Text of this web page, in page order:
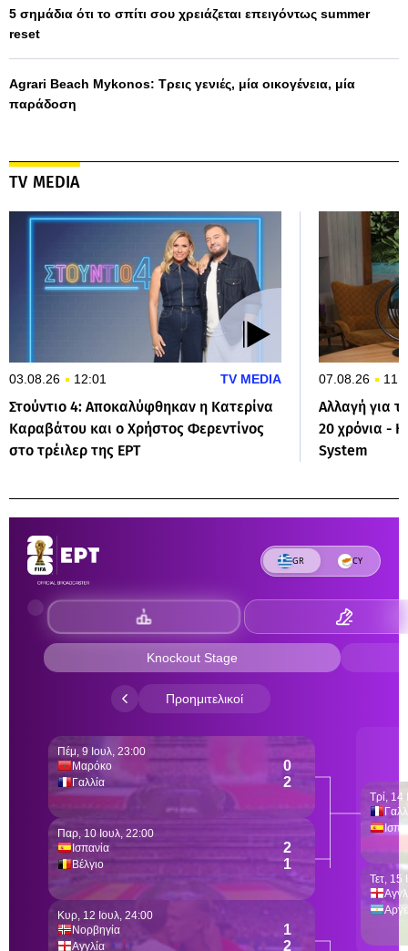
5 σημάδια ότι το σπίτι σου χρειάζεται επειγόντως summer
reset
Agrari Beach Mykonos: Τρεις γενιές, μία οικογένεια, μία
παράδοση
TV MEDIA
03.08.26 12:01 TV MEDIA
Στούντιο 4: Αποκαλύφθηκαν η Κατερίνα
Καραβάτου και ο Χρήστος Φερεντίνος
στο τρέιλερ της ΕΡΤ
07.08.26
Αλλαγή για
20 χρόνια -
System